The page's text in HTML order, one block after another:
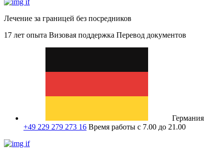
Лечение за границей без посредников
17 лет опыта Визовая поддержка Перевод документов
Германия
+49 229 279 273 16 Время работы с 7.00 до 21.00